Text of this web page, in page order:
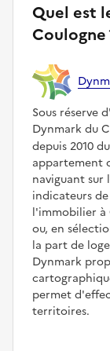
Quel est
Coulogne
Sous réserve
Dynmark du
depuis 2010
appartement
naviguant sur
indicateurs
l'immobilier à
ou, en
la part de
Dynmark
permet
territoires.